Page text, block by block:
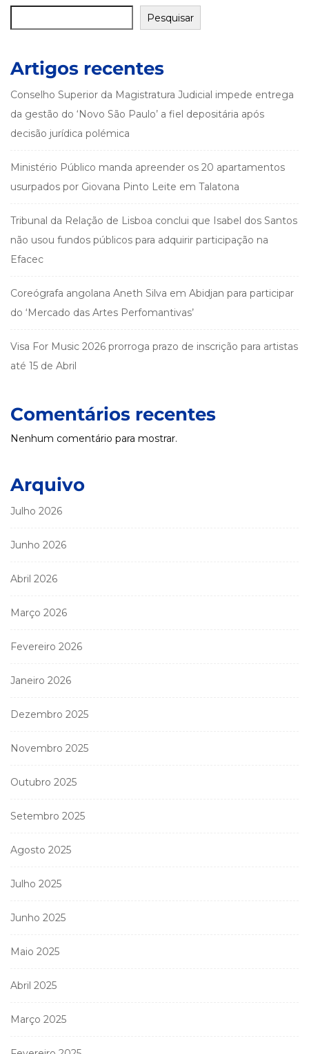
Pesquisar
Artigos recentes
Conselho Superior da Magistratura Judicial impede entrega
da gestão do ‘Novo São Paulo’ a fiel depositária após
decisão jurídica polémica
Ministério Público manda apreender os 20 apartamentos
usurpados por Giovana Pinto Leite em Talatona
Tribunal da Relação de Lisboa conclui que Isabel dos Santos
não usou fundos públicos para adquirir participação na
Efacec
Coreógrafa angolana Aneth Silva em Abidjan para participar
do ‘Mercado das Artes Perfomantivas’
Visa For Music 2026 prorroga prazo de inscrição para artistas
até 15 de Abril
Comentários recentes
Nenhum comentário para mostrar.
Arquivo
Julho 2026
Junho 2026
Abril 2026
Março 2026
Fevereiro 2026
Janeiro 2026
Dezembro 2025
Novembro 2025
Outubro 2025
Setembro 2025
Agosto 2025
Julho 2025
Junho 2025
Maio 2025
Abril 2025
Março 2025